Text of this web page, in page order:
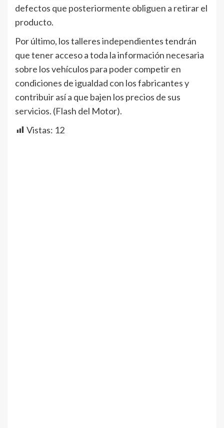
defectos que posteriormente obliguen a retirar el
producto.
Por último, los talleres independientes tendrán
que tener acceso a toda la información necesaria
sobre los vehículos para poder competir en
condiciones de igualdad con los fabricantes y
contribuir así a que bajen los precios de sus
servicios. (Flash del Motor).
Vistas: 12